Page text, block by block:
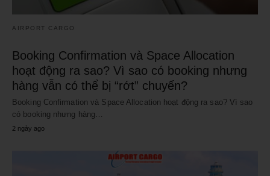
AIRPORT CARGO
Booking Confirmation và Space Allocation
hoạt động ra sao? Vì sao có booking nhưng
hàng vẫn có thể bị “rớt” chuyến?
Booking Confirmation và Space Allocation hoạt động ra sao? Vì sao
có booking nhưng hàng…
2 ngày ago